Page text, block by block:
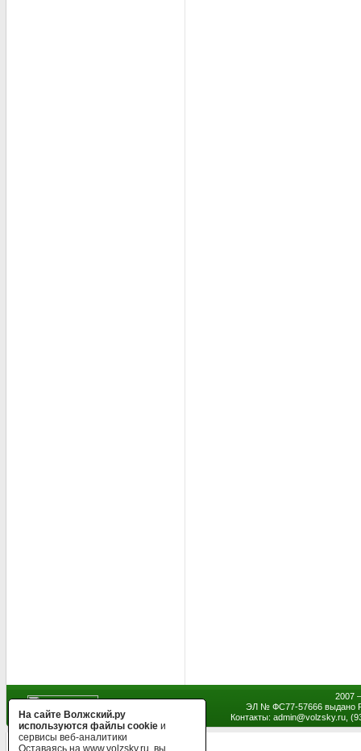
2007
ЭЛ № ФС77-57666 выдано
Контакты: admin@volzsky.ru,
На сайте Волжский.ру
используются файлы cookie и
сервисы веб-аналитики
Оставаясь на www.volzsky.ru, вы